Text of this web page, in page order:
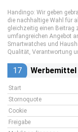
Handingo: Wir geben
die nachhaltige Wahl für
gleichzeitig einen
umfangreichen Angebot
Smartwatches und
Qualität, Verantwortung
17 Werbemittel
Start
Stornoquote
Cookie
Freigabe